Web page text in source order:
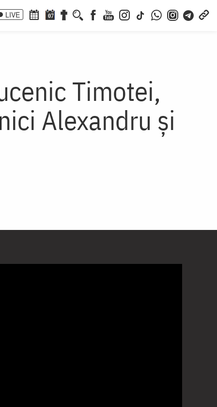
LIVE 07
Timotei,
Alexandru și